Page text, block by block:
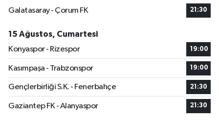
Galatasaray - Çorum FK
21:30
15 Ağustos, Cumartesi
Konyaspor - Rizespor
19:00
Kasımpaşa - Trabzonspor 19:00
Gençlerbirliği S.K. - Fenerbahçe 21:30
Gaziantep FK - Alanyaspor 21:30